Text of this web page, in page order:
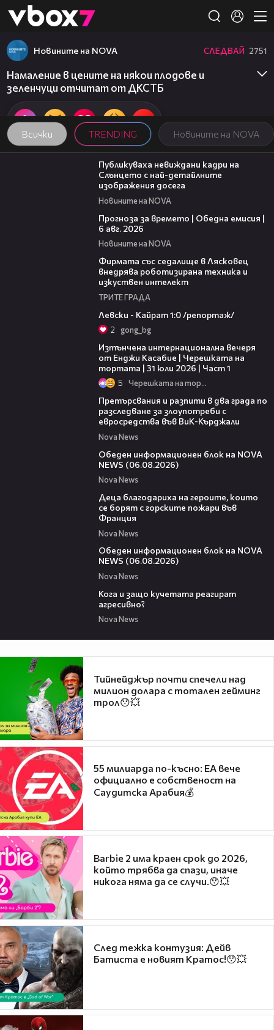
👾
Всички TRENDING Новините на NOVA
Новините на NOVA СЛЕДВАЙ 2751
Намаление в цените на някои плодове и
зеленчуци отчитат от ДКСТБ
00:43
Публикуваха невиждани кадри на
Слънцето с най-детайлните
изображения досега
Новините на NOVA
Прогноза за времето | Обедна емисия |
6 авг. 2026
Новините на NOVA
Фирмата със седалище в Лясковец
внедрява роботизирана техника и
изкуствен интелект
ТРИТЕ ГРАДА
Левски - Кайрат 1:0 /репортаж/
2 gong_bg
Изтънчена интернационална вечеря
от Енджи Касабие | Черешката на
тортата | 31 юли 2026 | Част 1
5 Черешката на тортата
Претърсвания и разпити в два града по
разследване за злоупотреби с
евросредства във ВиК-Кърджали
Nova News
Обеден информационен блок на NOVA
NEWS (06.08.2026)
Nova News
Деца благодариха на героите, които
се борят с горските пожари във
Франция
Nova News
Обеден информационен блок на NOVA
NEWS (06.08.2026)
Nova News
Кога и защо кучетата реагират
агресивно?
Nova News
Тийнейджър почти спечели над
милион долара с тотален гейминг
трол😯💥
55 милиарда по-късно: EA вече
официално е собственост на
Саудитска Арабия💰
Barbie 2 има краен срок до 2026,
който трябва да спази, иначе
никога няма да се случи.😯💥
След тежка контузия: Дейв
Батиста е новият Кратос!😯💥